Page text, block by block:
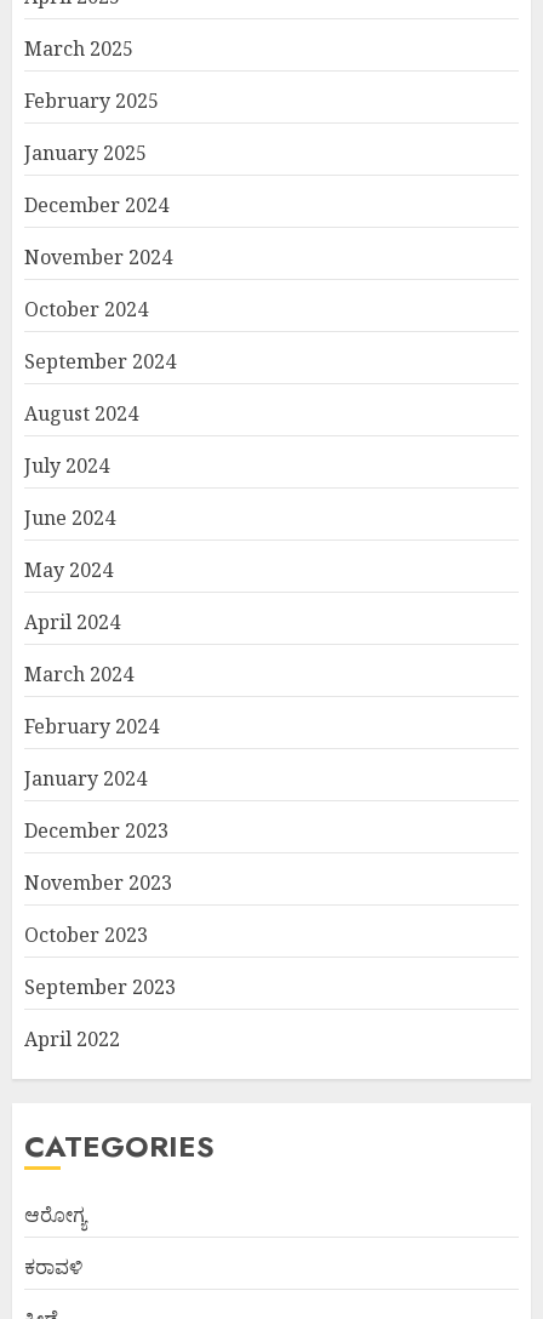
March 2025
February 2025
January 2025
December 2024
November 2024
October 2024
September 2024
August 2024
July 2024
June 2024
May 2024
April 2024
March 2024
February 2024
January 2024
December 2023
November 2023
October 2023
September 2023
April 2022
CATEGORIES
ಆರೋಗ್ಯ
ಕರಾವಳಿ